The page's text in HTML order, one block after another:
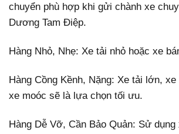
chuyển phù hợp khi gửi chành xe
Dương Tam Điệp.
Hàng Nhỏ, Nhẹ: Xe tải nhỏ hoặc xe
Hàng Cồng Kềnh, Nặng: Xe tải lớn, xe
xe moóc sẽ là lựa chọn tối ưu.
Hàng Dễ Vỡ, Cần Bảo Quản: Sử